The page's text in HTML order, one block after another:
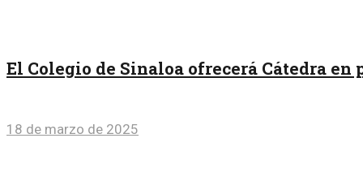
El Colegio de Sinaloa ofrecerá Cátedra
18 de marzo de 2025